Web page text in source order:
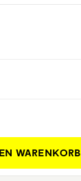
WARENKORB